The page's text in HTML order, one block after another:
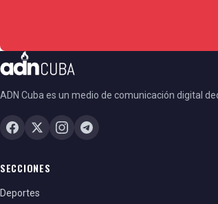
ADN Cuba es un medio de comunicación digital
SECCIONES
Deportes